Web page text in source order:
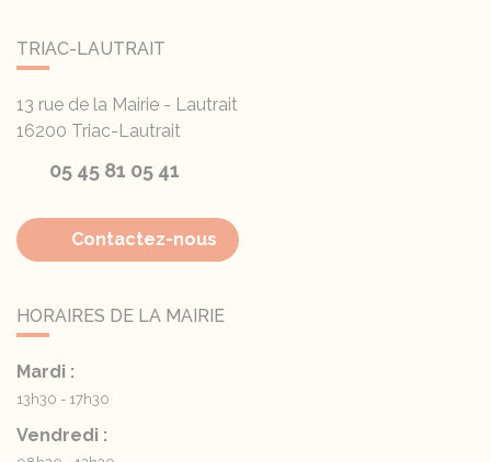
TRIAC-LAUTRAIT
13 rue de la Mairie - Lautrait
16200 Triac-Lautrait
05 45 81 05 41
Contactez-nous
HORAIRES DE LA MAIRIE
Mardi :
13h30 - 17h30
Vendredi :